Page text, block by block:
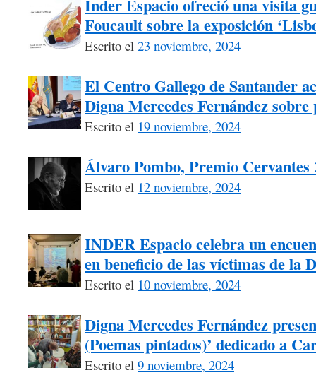
Inder Espacio ofreció una visita
Foucault sobre la exposición
Escrito el 23 noviembre, 2024
El Centro Gallego de Santander
Digna Mercedes Fernández
Escrito el 19 noviembre, 2024
Álvaro Pombo, Premio Cervantes
Escrito el 12 noviembre, 2024
INDER Espacio celebra un
en beneficio de las víctimas de la
Escrito el 10 noviembre, 2024
Digna Mercedes Fernández
(Poemas pintados)’ dedicado a
Escrito el 9 noviembre, 2024